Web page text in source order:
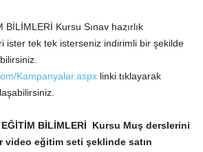
Kursu Sınav hazırlık
ister tek tek isterseniz indirimli bir şekilde
Kampanyalar.aspx linki tıklayarak
BİLİMLERİ Kursu Muş derslerini
video eğitim seti şeklinde satın